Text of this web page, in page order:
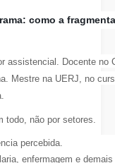
como a
assistencial. Docente
Mestre na UERJ, no
todo, não por setores.
percebida.
enfermagem e